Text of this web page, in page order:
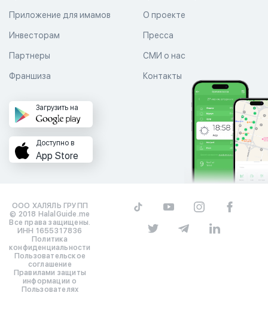
Приложение для имамов О проекте
Пресса
СМИ о нас
Контакты
Инвесторам
Партнеры
Франшиза
Загрузить на
Доступно в
App Store
ООО ХАЛЯЛЬ ГРУПП
© 2018 HalalGuide.me
Все права защищены.
ИНН 1655317836
Политика
конфиденциальности
Пользовательское
соглашение
Правилами защиты
информации о
Пользователях